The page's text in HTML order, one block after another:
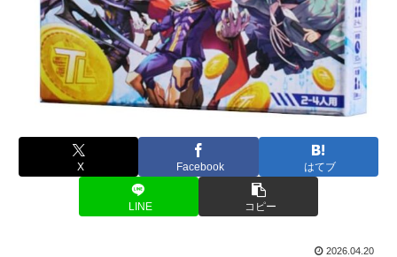
X Facebook はてブ
LINE コピー
2026.04.20